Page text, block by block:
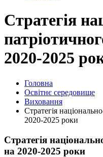
Стратегія
2020-2025
Головна
Освітнє середовище
Виховання
Стратегія
2020-2025 роки
Стратегія
на 2020-2025 роки